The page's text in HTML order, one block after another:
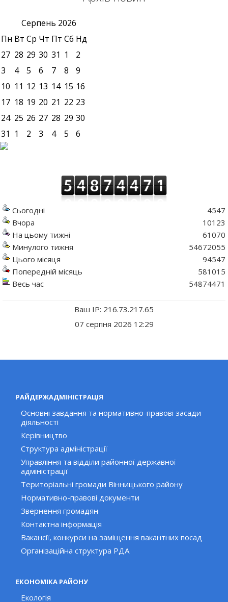
Серпень 2026
Пн Вт Ср Чт Пт Сб Нд
27 28 29 30 31 1
2
3
4 5 6 7 8
9
10 11 12 13 14 15 16
17 18 19 20 21 22 23
24 25 26 27 28 29 30
31 1 2 3 4 5 6
Сьогодні
Вчора
На цьому тижні
Минулого тижня
Цього місяця
Попередній місяць
Весь час
4547
10123
61070
54672055
94547
581015
54874471
Ваш IP: 216.73.217.65
07 серпня 2026 12:29
РАЙДЕРЖАДМІНІСТРАЦІЯ
Основні завдання та нормативно-правові засади
діяльності
Керівництво
Структура адміністрації
Управління та відділи районної державної
адміністрації
Територіальні громади Вінницького району
Нормативно-правові документи
Звернення громадян
Контактна інформація
Вакансії, конкурси на заміщення вакантних посад
Організаційна структура РДА
ЕКОНОМІКА РАЙОНУ
Екологія